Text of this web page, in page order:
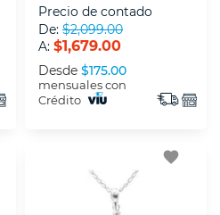
Precio de contado
De: $2,099.00
A: $1,679.00
Desde $175.00
mensuales con
Crédito
favorite